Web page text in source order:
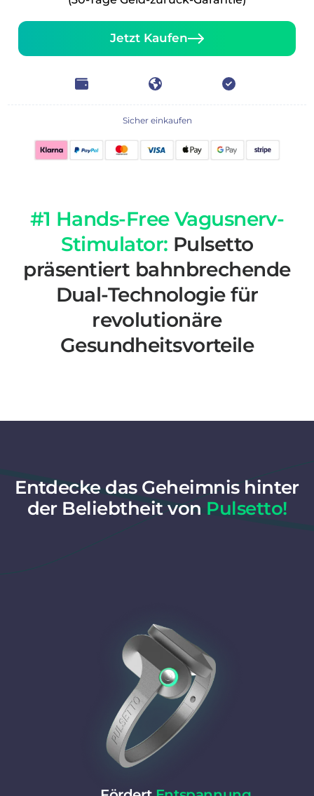
Jetzt Kaufen
Sicher einkaufen
#1 Hands-Free Vagusnerv-
Stimulator: Pulsetto
präsentiert bahnbrechende
Dual-Technologie für
revolutionäre
Gesundheitsvorteile
Entdecke das Geheimnis hinter
der Beliebtheit von Pulsetto!